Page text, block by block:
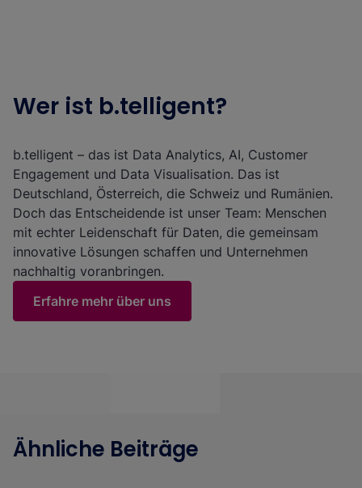
Wer ist b.telligent?
b.telligent – das ist Data Analytics, AI, Customer
Engagement und Data Visualisation. Das ist
Deutschland, Österreich, die Schweiz und Rumänien.
Doch das Entscheidende ist unser Team: Menschen
mit echter Leidenschaft für Daten, die gemeinsam
innovative Lösungen schaffen und Unternehmen
nachhaltig voranbringen.
Erfahre mehr über uns
Ähnliche Beiträge